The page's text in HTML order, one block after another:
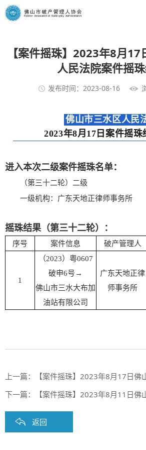
【案件摇珠】2023年8月
人民法院案件摇
发布时间：2023-08-16
佛山市三水区人民
2023年8月17日案件摇珠
进入本次二级案件摇珠名单：
（第三十二轮）二级
一级机构：广东天地正律师事务所
摇珠结果（第三十二轮）：
序号 案件信息 破产管理人
1
（2023）粤0607
破申6号→
佛山市三水大布加
油站有限公司
广东天地正律
师事务所
上一篇：
【案件摇珠】2023年8月17日佛山市顺
下一篇：
【案件摇珠】2023年8月11日佛山市中
返回